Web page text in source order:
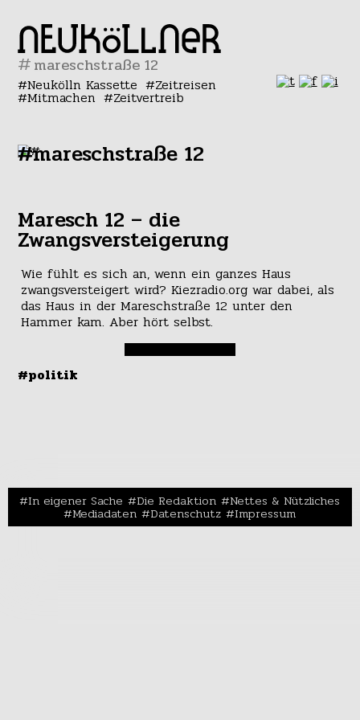
#
Neukölln Kassette Zeitreisen
Mitmachen Zeitvertreib
#mareschstraße 12
Maresch 12 – die
Zwangsversteigerung
Wie fühlt es sich an, wenn ein ganzes Haus
zwangsversteigert wird? Kiezradio.org war dabei, als
das Haus in der Mareschstraße 12 unter den
Hammer kam. Aber hört selbst.
#politik
In eigener Sache Die Redaktion Nettes & Nützliches
Mediadaten Datenschutz Impressum